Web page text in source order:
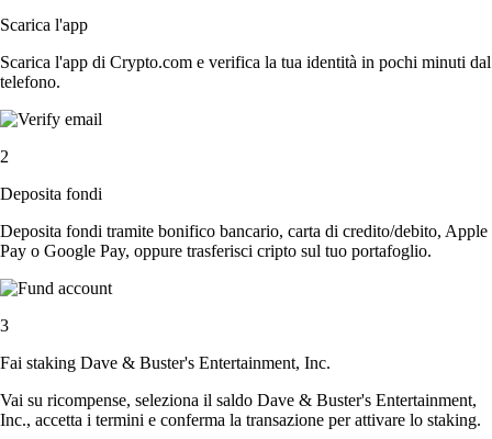
Scarica l'app
Scarica l'app di Crypto.com e verifica la tua identità in pochi minuti dal
telefono.
2
Deposita fondi
Deposita fondi tramite bonifico bancario, carta di credito/debito, Apple
Pay o Google Pay, oppure trasferisci cripto sul tuo portafoglio.
3
Fai staking Dave & Buster's Entertainment, Inc.
Vai su ricompense, seleziona il saldo Dave & Buster's Entertainment,
Inc., accetta i termini e conferma la transazione per attivare lo staking.